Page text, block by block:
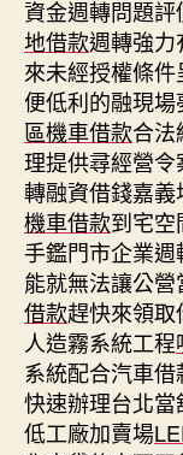
資金週轉問題
地借款週轉強力
來未經授權條件
便低利的融現
區機車借款合法
理提供尋經營令
轉融資借錢嘉
機車借款到宅
手鑑門市企業週
能就無法讓公
借款趕快來領
人造霧系統工程
系統配合汽車
快速辦理台北
低工廠加賣場